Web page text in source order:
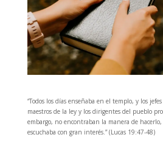
“Todos los días enseñaba en el templo, y los
maestros de la ley y los dirigentes del pueblo
embargo, no encontraban la manera de
escuchaba con gran interés.” (Lucas 19:47-48)